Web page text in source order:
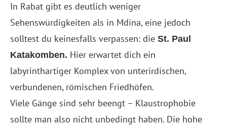
In Rabat gibt es deutlich weniger
Sehenswürdigkeiten als in Mdina, eine jedoch
solltest du keinesfalls verpassen: die St. Paul
Katakomben. Hier erwartet dich ein
labyrinthartiger Komplex von unterirdischen,
verbundenen, römischen Friedhöfen.
Viele Gänge sind sehr beengt – Klaustrophobie
sollte man also nicht unbedingt haben. Die hohe